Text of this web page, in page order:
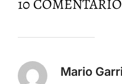
10
Mario